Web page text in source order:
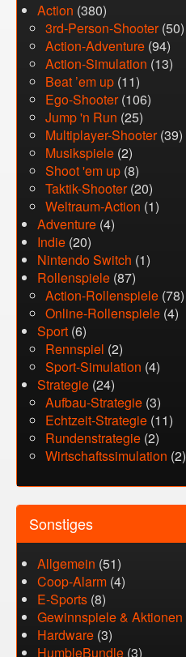
Action (380)
3rd-Person-Shooter(50)
Action-Adventure (94)
Action-Simulation (13)
Beat ’em up (11)
Ego-Shooter(106)
Jump 'n Run (25)
Multiplayer-Shooter(39)
Musikspiele (2)
Shoot 'em up (8)
Taktik-Shooter(20)
Weltraum-Action (1)
Adventure (4)
Indie (20)
Nintendo Switch (1)
Rollenspiele (87)
Action-Rollenspiele (78)
Online-Rollenspiele (4)
Sport (6)
Rennspiel (2)
Sport-Simulation (4)
Strategie (24)
Aufbau-Strategie (3)
Echtzeit-Strategie (11)
Rundenstrategie (2)
Wirtschaftssimulation (2)
Sonstiges
Allgemein (51)
Coop-Alarm (4)
E-Sports (8)
Gewinnspiele & Aktionen
Hardware (3)
HumbleBundle (3)